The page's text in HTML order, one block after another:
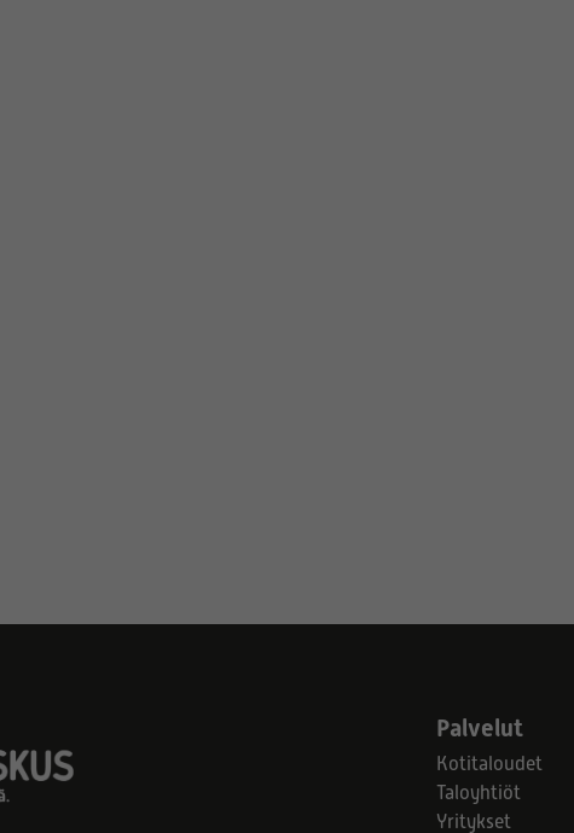
Palvelut
Kotitaloudet
Taloyhtiöt
Yritykset